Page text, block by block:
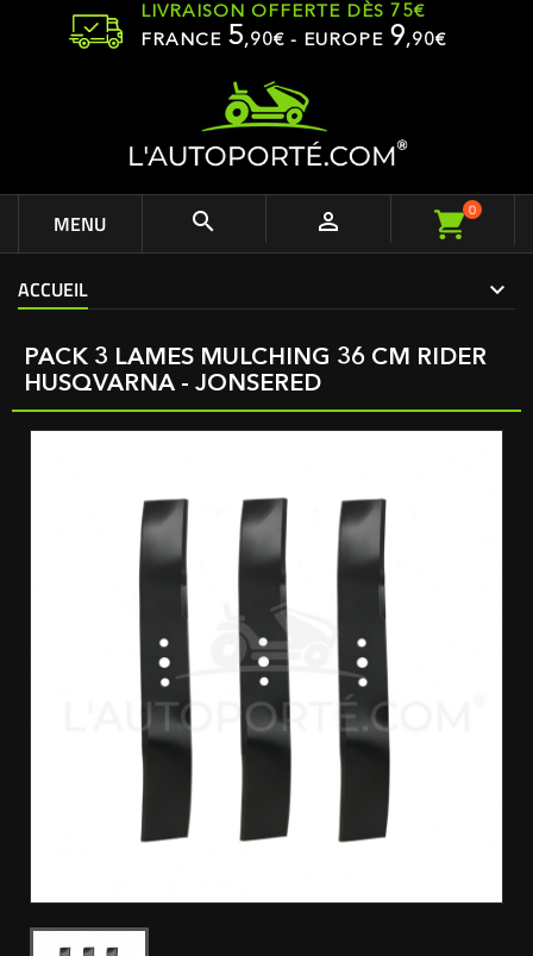
LIVRAISON OFFERTE DÈS 75€
FRANCE 5,90€ - EUROPE 9,90€
MENU   0
ACCUEIL
PACK 3 LAMES MULCHING 36 CM RIDER
HUSQVARNA - JONSERED